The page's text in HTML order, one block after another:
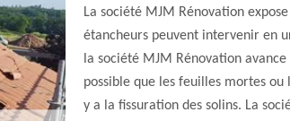
La société MJM Rénovation
étancheurs peuvent intervenir en
la société MJM Rénovation
possible que les feuilles mortes
y a la fissuration des solins. La